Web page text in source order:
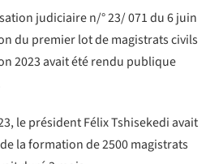
judiciaire n/° 23/ 071 du 6 juin
du premier lot de magistrats civils
2023 avait été rendu publique
le président Félix Tshisekedi avait
la formation de 2500 magistrats